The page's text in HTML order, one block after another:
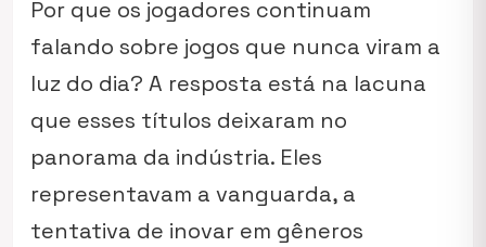
Por que os jogadores continuam
falando sobre jogos que nunca viram a
luz do dia? A resposta está na lacuna
que esses títulos deixaram no
panorama da indústria. Eles
representavam a vanguarda, a
tentativa de inovar em gêneros